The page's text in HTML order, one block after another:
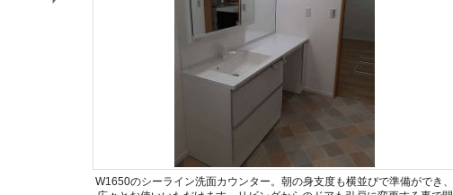
W1650のシーライン洗面カウンター。朝の身支度も横並びで準備ができ、